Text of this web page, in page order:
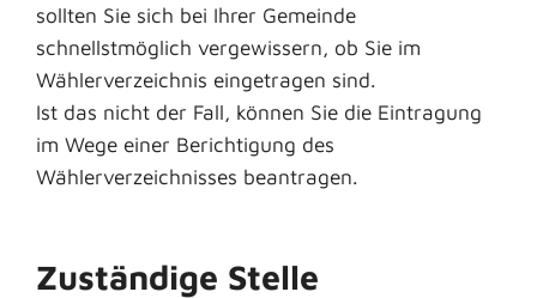
sollten Sie sich bei Ihrer Gemeinde
schnellstmöglich vergewissern, ob Sie im
Wählerverzeichnis eingetragen sind.
Ist das nicht der Fall, können Sie die Eintragung
im Wege einer Berichtigung des
Wählerverzeichnisses beantragen.
Zuständige Stelle